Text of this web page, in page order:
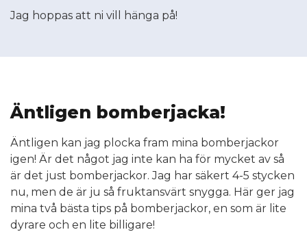
Jag hoppas att ni vill hänga på!
Äntligen bomberjacka!
Äntligen kan jag plocka fram mina bomberjackor
igen! Är det något jag inte kan ha för mycket av så
är det just bomberjackor. Jag har säkert 4-5 stycken
nu, men de är ju så fruktansvärt snygga. Här ger jag
mina två bästa tips på bomberjackor, en som är lite
dyrare och en lite billigare!